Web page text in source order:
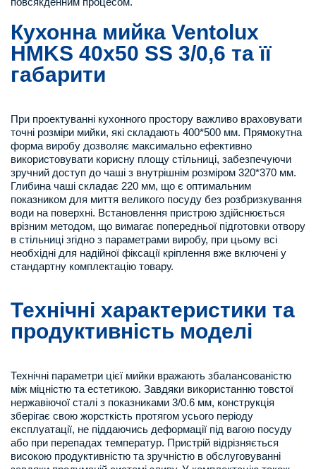
Кухонна мийка Ventolux
HMKS 40x50 SS 3/0,6 та її
габарити
При проектуванні кухонного простору важливо враховувати
точні розміри мийки, які складають 400*500 мм. Прямокутна
форма виробу дозволяє максимально ефективно
використовувати корисну площу стільниці, забезпечуючи
зручний доступ до чаші з внутрішнім розміром 320*370 мм.
Глибина чаші складає 220 мм, що є оптимальним
показником для миття великого посуду без розбризкування
води на поверхні. Встановлення пристрою здійснюється
врізним методом, що вимагає попередньої підготовки отвору
в стільниці згідно з параметрами виробу, при цьому всі
необхідні для надійної фіксації кріплення вже включені у
стандартну комплектацію товару.
Технічні характеристики та
продуктивність моделі
Технічні параметри цієї мийки вражають збалансованістю
між міцністю та естетикою. Завдяки використанню товстої
нержавіючої сталі з показниками 3/0.6 мм, конструкція
зберігає свою жорсткість протягом усього періоду
експлуатації, не піддаючись деформації під вагою посуду
або при перепадах температур. Пристрій відрізняється
високою продуктивністю та зручністю в обслуговуванні